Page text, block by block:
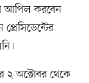
আপিল করবেন
২ অক্টোবর থেকে